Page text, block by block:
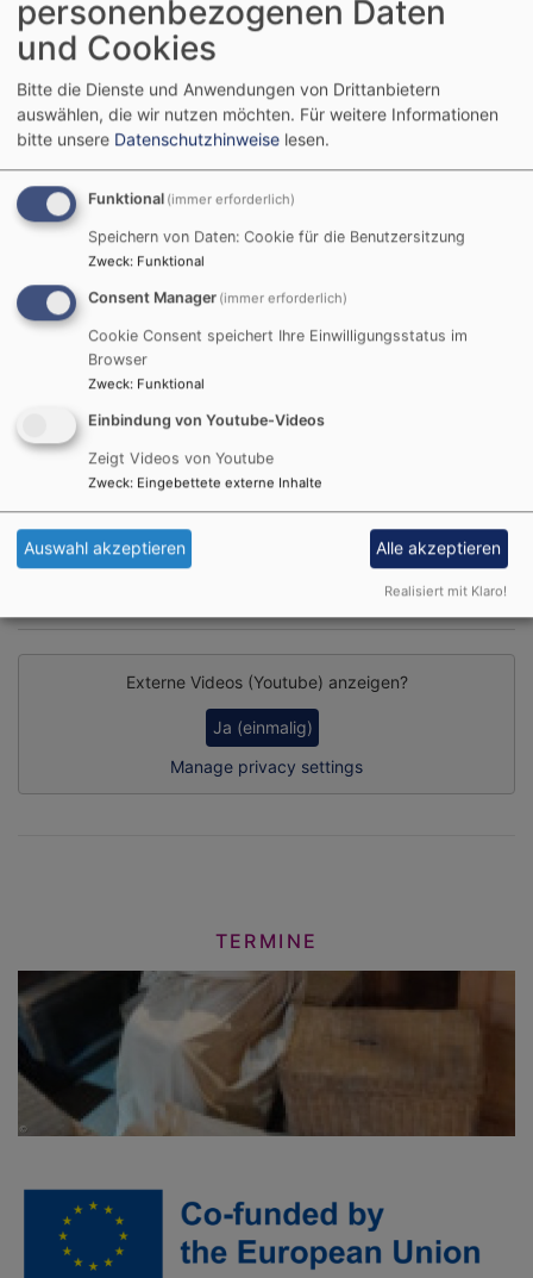
Zuwanderer in Franken im 17. Jahrhundert
wesWEGEN? Evangelische Migrationsgeschichte(n)
aus OÖ
Fremde beherbergen. Geschichte eines diakonischen
Auftrags
Wilhelm Löhe und die Auswanderung nach Amerika
Alle Ausstellungen
Externe Videos (Youtube) anzeigen?
Ja (einmalig)
Manage privacy settings
TERMINE
personenbezogenen Daten
und Cookies
Bitte die Dienste und Anwendungen von Drittanbietern
auswählen, die wir nutzen möchten. Für weitere Informationen
bitte unsere Datenschutzhinweise lesen.
Funktional (immer erforderlich)
Speichern von Daten: Cookie für die Benutzersitzung
Zweck: Funktional
Consent Manager (immer erforderlich)
Cookie Consent speichert Ihre Einwilligungsstatus im
Browser
Zweck: Funktional
Einbindung von Youtube-Videos
Zeigt Videos von Youtube
Zweck: Eingebettete externe Inhalte
Auswahl akzeptieren Alle akzeptieren
Realisiert mit Klaro!